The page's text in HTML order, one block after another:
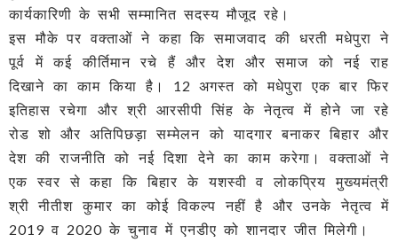
कार्यकारिणी के सभी सम्मानित सदस्य मौजूद रहे।
इस मौके पर वक्ताओं ने कहा कि समाजवाद की धरती मधेपुरा ने
पूर्व में कई कीर्तिमान रचे हैं और देश और समाज को नई राह
दिखाने का काम किया है। 12 अगस्त को मधेपुरा एक बार फिर
इतिहास रचेगा और श्री आरसीपी सिंह के नेतृत्व में होने जा रहे
रोड शो और अतिपिछड़ा सम्मेलन को यादगार बनाकर बिहार और
देश की राजनीति को नई दिशा देने का काम करेगा। वक्ताओं ने
एक स्वर से कहा कि बिहार के यशस्वी व लोकप्रिय मुख्यमंत्री
श्री नीतीश कुमार का कोई विकल्प नहीं है और उनके नेतृत्व में
2019 व 2020 के चुनाव में एनडीए को शानदार जीत मिलेगी।